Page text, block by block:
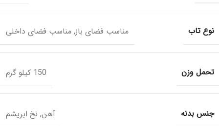
نوع تاب مناسب فضای باز, مناسب فضای داخلی
تحمل وزن 150 کیلو گرم
جنس بدنه آهن, نخ ابریشم